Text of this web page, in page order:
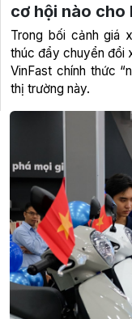
cơ hội nào cho
Trong bối cảnh giá
thúc đẩy chuyển đổi
VinFast chính thức
thị trường này.